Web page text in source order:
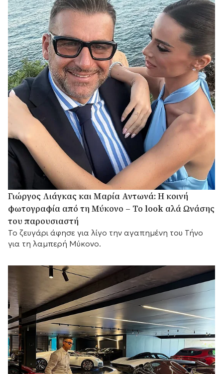
Γιώργος Λιάγκας και Μαρία Αντωνά: Η κοινή
φωτογραφία από τη Μύκονο – Το look αλά Ωνάσης
του παρουσιαστή
Το ζευγάρι άφησε για λίγο την αγαπημένη του Τήνο
για τη λαμπερή Μύκονο.